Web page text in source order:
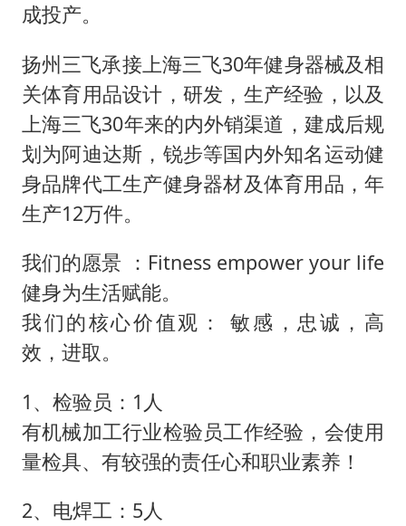
成投产。
扬州三飞承接上海三飞30年健身器械及相
关体育用品设计，研发，生产经验，以及
上海三飞30年来的内外销渠道，建成后规
划为阿迪达斯，锐步等国内外知名运动健
身品牌代工生产健身器材及体育用品，年
生产12万件。
我们的愿景 ：Fitness empower your life
健身为生活赋能。
我们的核心价值观： 敏感，忠诚，高
效，进取。
1、检验员：1人
有机械加工行业检验员工作经验，会使用
量检具、有较强的责任心和职业素养！
2、电焊工：5人